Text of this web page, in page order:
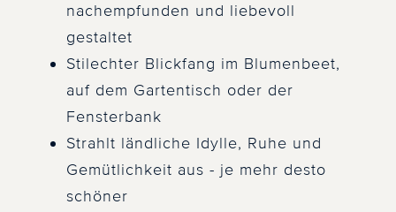
nachempfunden und liebevoll
gestaltet
Stilechter Blickfang im Blumenbeet,
auf dem Gartentisch oder der
Fensterbank
Strahlt ländliche Idylle, Ruhe und
Gemütlichkeit aus - je mehr desto
schöner